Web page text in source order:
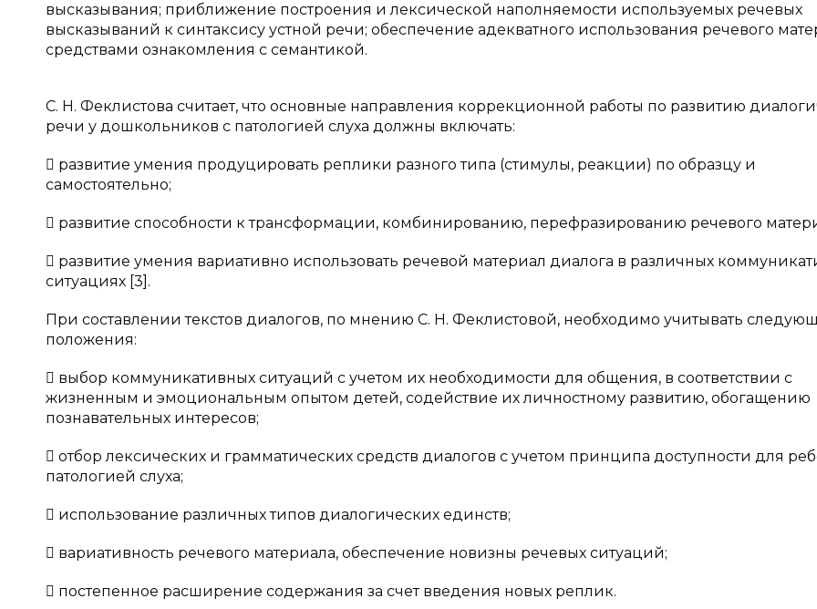
высказывания; приближение построения и лексической наполняемости используемых речевых
высказываний к синтаксису устной речи; обеспечение адекватного использования речевого
средствами ознакомления с семантикой.
С. Н. Феклистова считает, что основные направления коррекционной работы по развитию
речи у дошкольников с патологией слуха должны включать:
 развитие умения продуцировать реплики разного типа (стимулы, реакции) по образцу и
самостоятельно;
 развитие способности к трансформации, комбинированию, перефразированию речевого
 развитие умения вариативно использовать речевой материал диалога в различных
ситуациях [3].
При составлении текстов диалогов, по мнению С. Н. Феклистовой, необходимо учитывать
положения:
 выбор коммуникативных ситуаций с учетом их необходимости для общения, в соответствии с
жизненным и эмоциональным опытом детей, содействие их личностному развитию, обогащению
познавательных интересов;
 отбор лексических и грамматических средств диалогов с учетом принципа доступности для
патологией слуха;
 использование различных типов диалогических единств;
 вариативность речевого материала, обеспечение новизны речевых ситуаций;
 постепенное расширение содержания за счет введения новых реплик.